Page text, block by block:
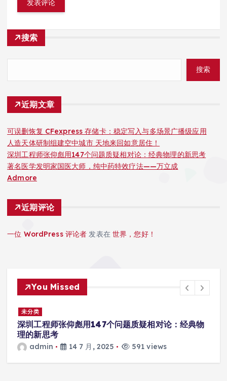
搜索
搜索
近期文章
可误删恢复 CFexpress 存储卡：稳定写入与多场景广播级应用
人造天体研制组建空中城市 天地来回如意居住！
深圳工程师张仰彪用147个问题质疑相对论：经典物理的新思考
著名医学发明家国医大师，纯中药特效疗法——万立成
Admore
近期评论
一位 WordPress 评论者 发表在世界，您好！
You Missed
未分类
著名医学发明家国医大师，纯中药特效疗法——万立
成
admin 14 7 月, 2025 589 views